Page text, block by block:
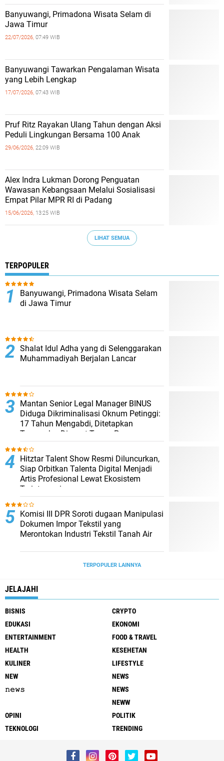
Banyuwangi, Primadona Wisata Selam di
Jawa Timur
22/07/2026, 07:49 WIB
Banyuwangi Tawarkan Pengalaman Wisata
yang Lebih Lengkap
17/07/2026, 07:43 WIB
Pruf Ritz Rayakan Ulang Tahun dengan Aksi
Peduli Lingkungan Bersama 100 Anak
29/06/2026, 22:09 WIB
Alex Indra Lukman Dorong Penguatan
Wawasan Kebangsaan Melalui Sosialisasi
Empat Pilar MPR RI di Padang
15/06/2026, 13:25 WIB
LIHAT SEMUA
TERPOPULER
Banyuwangi, Primadona Wisata Selam
di Jawa Timur
Shalat Idul Adha yang di Selenggarakan
Muhammadiyah Berjalan Lancar
Mantan Senior Legal Manager BINUS
Diduga Dikriminalisasi Oknum Petinggi:
17 Tahun Mengabdi, Ditetapkan
Tersangka, Dipecat Tanpa Pesangon
Hitztar Talent Show Resmi Diluncurkan,
Siap Orbitkan Talenta Digital Menjadi
Artis Profesional Lewat Ekosistem
Terintegrasi
Komisi III DPR Soroti dugaan Manipulasi
Dokumen Impor Tekstil yang
Merontokan Industri Tekstil Tanah Air
TERPOPULER LAINNYA
JELAJAHI
BISNIS
CRYPTO
EDUKASI
EKONOMI
ENTERTAINMENT
FOOD & TRAVEL
HEALTH
KESEHETAN
KULINER
LIFESTYLE
NEW
NEWS
𝚗𝚎𝚠𝚜
NEWS
NEWW
OPINI
POLITIK
TEKNOLOGI
TRENDING